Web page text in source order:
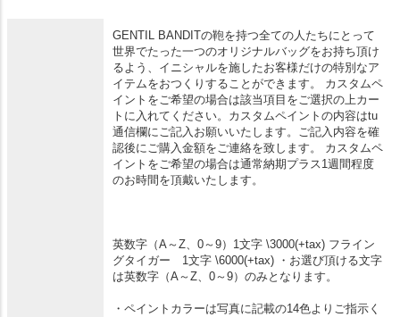
GENTIL BANDITの鞄を持つ全ての人たちにとって
世界でたった一つのオリジナルバッグをお持ち頂け
るよう、イニシャルを施したお客様だけの特別なア
イテムをおつくりすることができます。 カスタムペ
イントをご希望の場合は該当項目をご選択の上カー
トに入れてください。カスタムペイントの内容はtu
通信欄にご記入お願いいたします。ご記入内容を確
認後にご購入金額をご連絡を致します。 カスタムペ
イントをご希望の場合は通常納期プラス1週間程度
のお時間を頂戴いたします。
英数字（A～Z、0～9）1文字 \3000(+tax) フライン
グタイガー 1文字 \6000(+tax) ・お選び頂ける文字
は英数字（A～Z、0～9）のみとなります。
・ペイントカラーは写真に記載の14色よりご指示く